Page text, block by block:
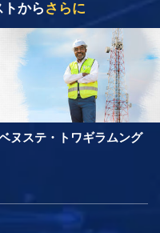
からさらに
ヌステ・トワギラムング